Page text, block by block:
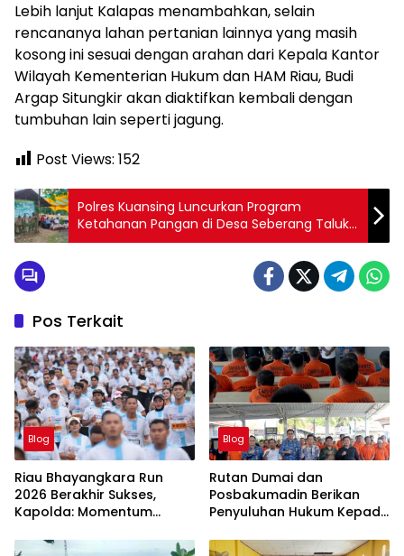
Lebih lanjut Kalapas menambahkan, selain
rencananya lahan pertanian lainnya yang masih
kosong ini sesuai dengan arahan dari Kepala Kantor
Wilayah Kementerian Hukum dan HAM Riau, Budi
Argap Situngkir akan diaktifkan kembali dengan
tumbuhan lain seperti jagung.
Post Views: 152
Polres Kuansing Luncurkan Program
Ketahanan Pangan di Desa Seberang Taluk
Hilir Melalui Zoom Meeting
Pos Terkait
Blog
Riau Bhayangkara Run
2026 Berakhir Sukses,
Kapolda: Momentum
Perkuat Sport Tourism Riau
Blog
Rutan Dumai dan
Posbakumadin Berikan
Penyuluhan Hukum Kepada